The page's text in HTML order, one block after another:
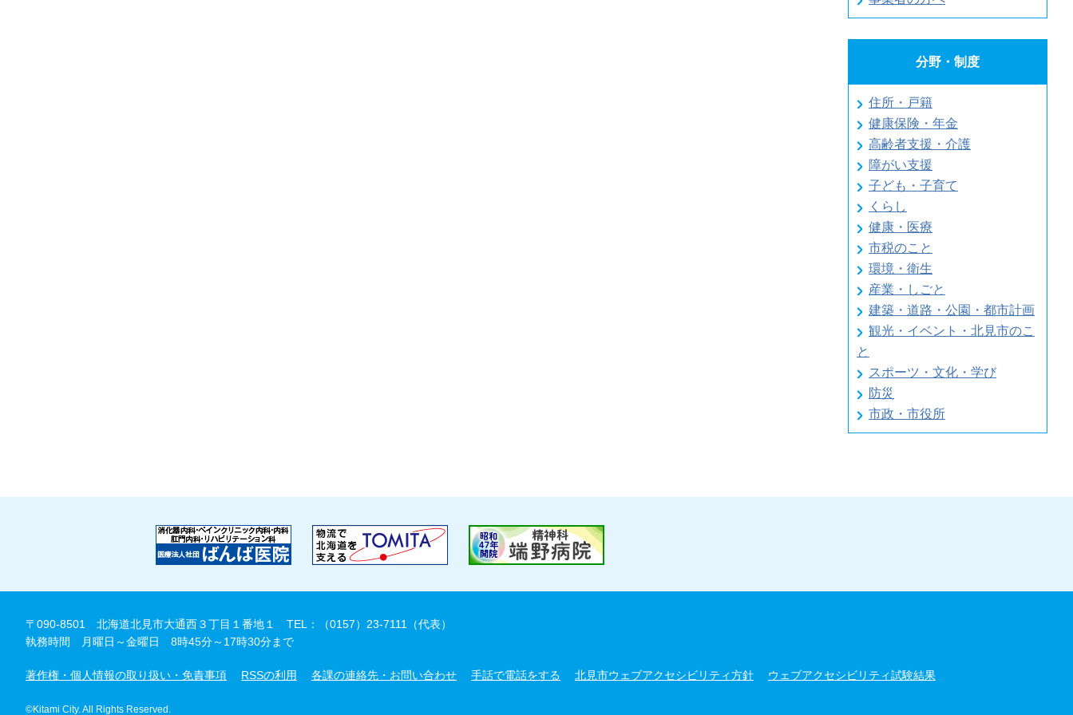
分野・制度
住所・戸籍
健康保険・年金
高齢者支援・介護
障がい支援
子ども・子育て
くらし
健康・医療
市税のこと
環境・衛生
産業・しごと
建築・道路・公園・都市計画
観光・イベント・北見市のこ
と
スポーツ・文化・学び
防災
市政・市役所
〒090-8501 北海道北見市大通西３丁目１番地１
TEL：（0157）23-7111（代表）
執務時間 月曜日～金曜日 8時45分～17時30分まで
著作権・個人情報の取り扱い・免責事項 RSSの利用 各課の連絡先・お問い合わせ 手話で電話をする 北見市ウェブアクセシビリティ方針 ウェブアクセシビリティ試験結果
©Kitami City. All Rights Reserved.